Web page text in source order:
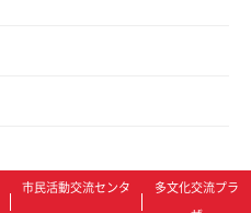
市民活動交流センタ
多文化交流プラ